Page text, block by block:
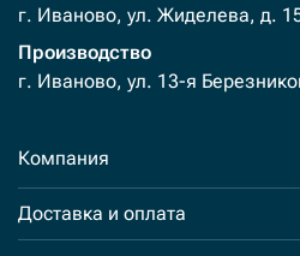
г. Иваново, ул. Жиделева, д.
Производство
г. Иваново, ул. 13-я
Компания
Доставка и оплата